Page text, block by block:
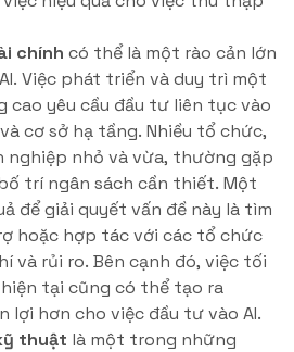
chính có thể là một rào cản lớn
Việc phát triển và duy trì một
cao yêu cầu đầu tư liên tục vào
cơ sở hạ tầng. Nhiều tổ chức,
nghiệp nhỏ và vừa, thường gặp
trí ngân sách cần thiết. Một
để giải quyết vấn đề này là tìm
hoặc hợp tác với các tổ chức
và rủi ro. Bên cạnh đó, việc tối
tại cũng có thể tạo ra
lợi hơn cho việc đầu tư vào AI.
thuật là một trong những